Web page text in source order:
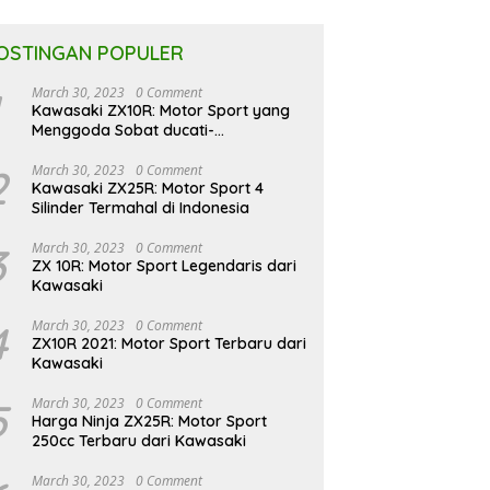
POPULER
March 30, 2023 0 Comment
Kawasaki ZX10R: Motor Sport yang
Menggoda Sobat ducati-
March 30, 2023 0 Comment
Kawasaki ZX25R: Motor Sport 4
Silinder Termahal di Indonesia
March 30, 2023 0 Comment
ZX 10R: Motor Sport Legendaris dari
Kawasaki
March 30, 2023 0 Comment
ZX10R 2021: Motor Sport Terbaru dari
Kawasaki
March 30, 2023 0 Comment
Harga Ninja ZX25R: Motor Sport
250cc Terbaru dari Kawasaki
March 30, 2023 0 Comment